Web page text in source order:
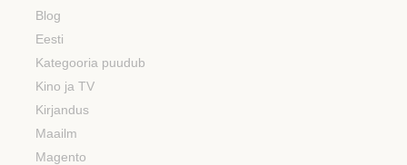
Blog
Eesti
Kategooria puudub
Kino ja TV
Kirjandus
Maailm
Magento